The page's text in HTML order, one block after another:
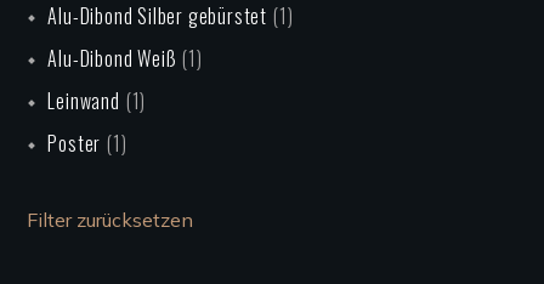
Alu-Dibond Silber gebürstet (1)
Alu-Dibond Weiß (1)
Leinwand (1)
Poster (1)
Filter zurücksetzen